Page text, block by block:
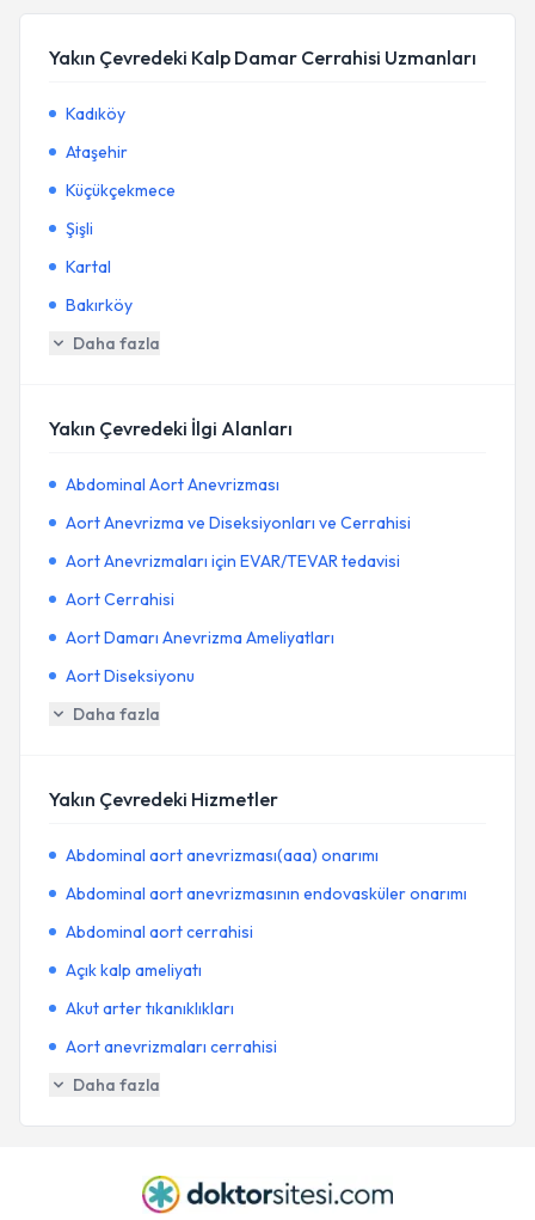
Yakın Çevredeki Kalp Damar Cerrahisi Uzmanları
Kadıköy
Ataşehir
Küçükçekmece
Şişli
Kartal
Bakırköy
Daha fazla
Yakın Çevredeki İlgi Alanları
Abdominal Aort Anevrizması
Aort Anevrizma ve Diseksiyonları ve Cerrahisi
Aort Anevrizmaları için EVAR/TEVAR tedavisi
Aort Cerrahisi
Aort Damarı Anevrizma Ameliyatları
Aort Diseksiyonu
Daha fazla
Yakın Çevredeki Hizmetler
Abdominal aort anevrizması(aaa) onarımı
Abdominal aort anevrizmasının endovasküler onarımı
Abdominal aort cerrahisi
Açık kalp ameliyatı
Akut arter tıkanıklıkları
Aort anevrizmaları cerrahisi
Daha fazla